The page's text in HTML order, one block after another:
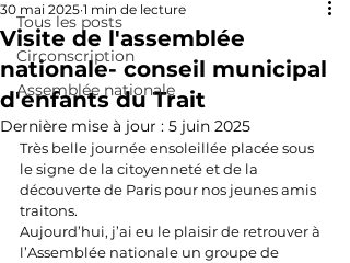
Tous les posts
Circonscription
Assemblée nationale
Visite de l'assemblée
nationale- conseil municipal
d'enfants du Trait
30 mai 2025 1 min de lecture
Dernière mise à jour : 5 juin 2025
Très belle journée ensoleillée placée sous
le signe de la citoyenneté et de la
découverte de Paris pour nos jeunes amis
traitons.
Aujourd’hui, j’ai eu le plaisir de retrouver à
l’Assemblée nationale un groupe de